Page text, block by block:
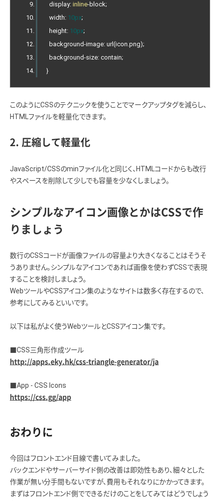
  display
: inline-block;
  width
: 10px;
  height
: 10px;
  background
-image: url(icon.png);
  background
-size: contain;
}
このようにCSSのテクニックを使うことでマークアップタグを減らし、
HTMLファイルを軽量化できます。
2. 圧縮して軽量化
JavaScript/CSSのminファイル化と同じく、HTMLコードからも改行
やスペースを削除して少しでも容量を少なくしましょう。
シンプルなアイコン画像とかはCSSで作
りましょう
数行のCSSコードが画像ファイルの容量より大きくなることはそうそ
うありません。シンプルなアイコンであれば画像を使わずCSSで表現
することを検討しましょう。
WebツールやCSSアイコン集のようなサイトは数多く存在するので、
参考にしてみるといいです。
以下は私がよく使うWebツールとCSSアイコン集です。
■CSS三角形作成ツール
http://apps.eky.hk/css-triangle-generator/ja
■App - CSS Icons
https://css.gg/app
おわりに
今回はフロントエンド目線で書いてみました。
バックエンドやサーバーサイド側の改善は即効性もあり、細々とした
作業が無い分手間もないですが、費用もそれなりにかかってきます。
まずはフロントエンド側でできるだけのことをしてみてはどうでしょう